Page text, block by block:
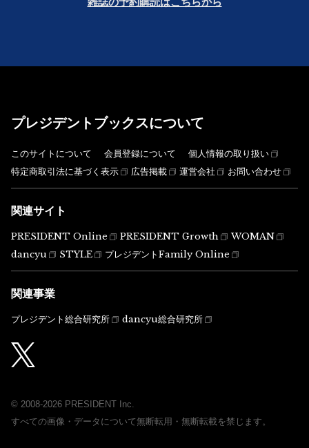
プレジデントブックスについて
このサイトについて 会員登録について
個人情報の取り扱い
特定商取引法に基づく表示
広告掲載 運営会社 お問い合わせ
関連サイト
PRESIDENT Online PRESIDENT Growth
WOMAN
dancyu
STYLE プレジデントFamily Online
関連事業
プレジデント総合研究所 dancyu総合研究所
© 2008-2026 PRESIDENT Inc.
すべての画像・データについて無断転用・無断転載を禁じます。